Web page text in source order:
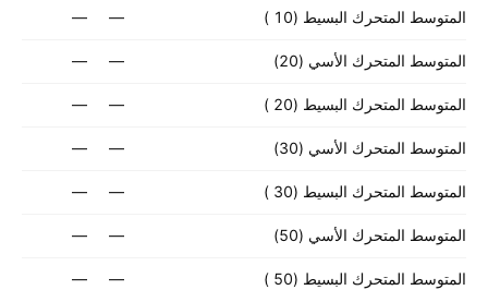
المتوسط المتحرك البسيط (‎10‎ ) —
—
المتوسط المتحرك الأسي (‎20‎) —
—
المتوسط المتحرك البسيط (‎20‎ ) —
—
المتوسط المتحرك الأسي (‎30‎) —
—
المتوسط المتحرك البسيط (‎30‎ ) —
—
المتوسط المتحرك الأسي (‎50‎) —
—
المتوسط المتحرك البسيط (‎50‎ ) —
—